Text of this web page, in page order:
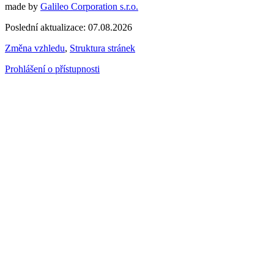
made by Galileo Corporation s.r.o.
Poslední aktualizace: 07.08.2026
Změna vzhledu, Struktura stránek
Prohlášení o přístupnosti